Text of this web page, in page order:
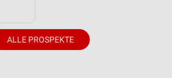
ALLE PROSPEKTE